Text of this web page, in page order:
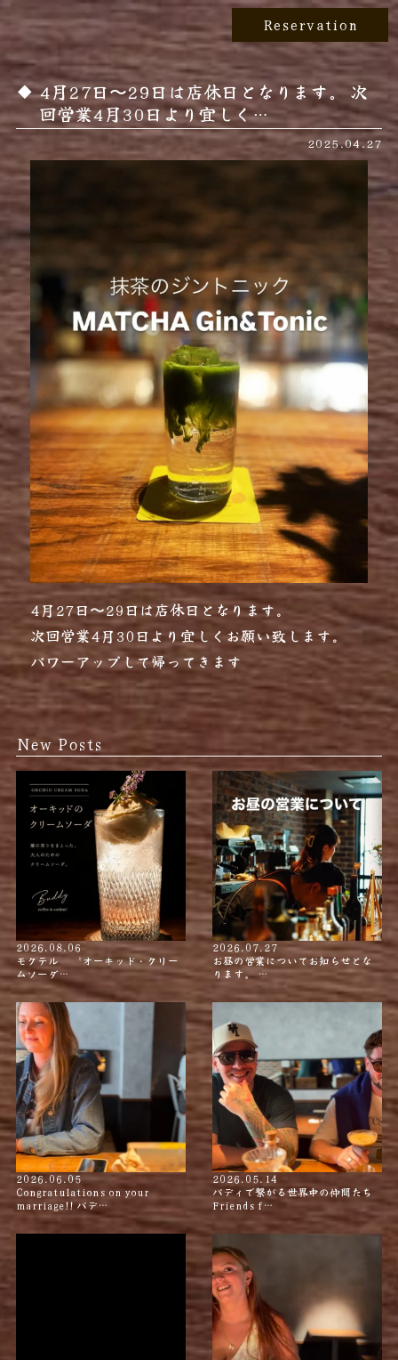
Reservation
4月27日〜29日は店休日となります。 次
回営業4月30日より宜しく…
2025.04.27
4月27日〜29日は店休日となります。
次回営業4月30日より宜しくお願い致します。
パワーアップして帰ってきます︎
New Posts
2026.08.06
モクテル 〝オーキッド・クリー
ムソーダ…
2026.07.27
お昼の営業についてお知らせとな
ります。 …
2026.06.05
Congratulations on your
marriage!! バデ…
2026.05.14
バディで繋がる世界中の仲間たち
Friends f…